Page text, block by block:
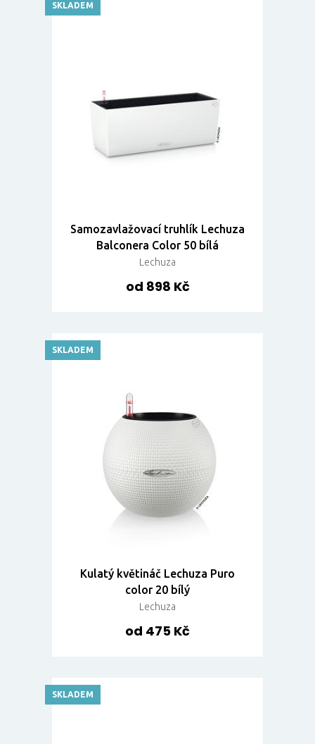
Samozavlažovací truhlík Lechuza
Balconera Color 50 bílá
Lechuza
od 898 Kč
SKLADEM
Kulatý květináč Lechuza Puro
color 20 bílý
Lechuza
od 475 Kč
SKLADEM
SKLADEM